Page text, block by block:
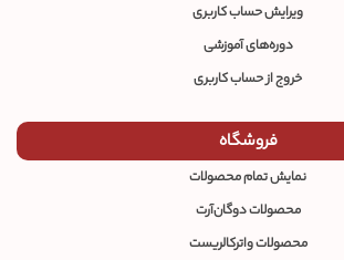
ویرایش حساب کاربری
دوره‌های آموزشی
خروج از حساب کاربری
فروشگاه
نمایش تمام محصولات
محصولات دوگان‌آرت
محصولات واترکالریست